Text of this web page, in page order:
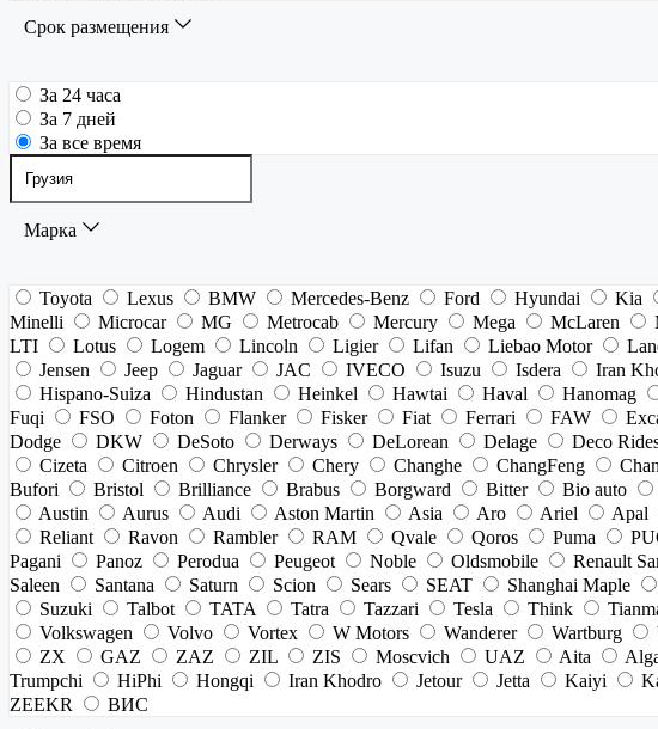
Срок размещения
За 24 часа
За 7 дней
За все время
Марка
Toyota Lexus BMW Mercedes-Benz Ford Hyundai Kia
Minelli
Microcar MG Metrocab Mercury Mega McLaren
LTI
Lotus Logem Lincoln Ligier Lifan Liebao Motor
Jensen
Jeep Jaguar JAC IVECO Isuzu Isdera Iran
Hispano-Suiza
Hindustan Heinkel Hawtai Haval Hanomag
Fuqi
FSO Foton Flanker Fisker Fiat Ferrari FAW
Dodge
DKW DeSoto Derways DeLorean Delage Deco
Cizeta
Citroen Chrysler Chery Changhe ChangFeng
Bufori
Bristol Brilliance Brabus Borgward Bitter Bio auto
Austin
Aurus Audi Aston Martin Asia Aro Ariel Apal
Reliant
Ravon Rambler RAM Qvale Qoros Puma
Pagani
Panoz Perodua Peugeot Noble Oldsmobile Renault
Saleen
Santana Saturn Scion Sears SEAT Shanghai Maple
Suzuki
Talbot TATA Tatra Tazzari Tesla Think
Volkswagen
Volvo Vortex W Motors Wanderer Wartburg
ZX
GAZ ZAZ ZIL ZIS Moscvich UAZ Aita
Trumpchi
HiPhi Hongqi Iran Khodro Jetour Jetta Kaiyi
ZEEKR
ВИС